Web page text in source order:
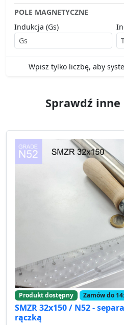
POLE MAGNETYCZNE
Indukcja (Gs)
Wpisz tylko liczbę, aby
Sprawdź
Produkt dostępny Zamów do
SMZR 32x150 / N52 -
rączką